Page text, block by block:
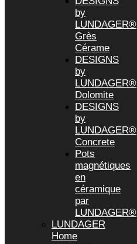
by
LUNDAGER®
Grès
Cérame
DESIGNS
by
LUNDAGER®
Dolomite
DESIGNS
by
LUNDAGER®
Concrete
Pots
magnétiques
en
céramique
par
LUNDAGER®
LUNDAGER
Home